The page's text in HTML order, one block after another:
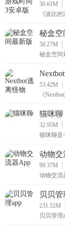
50.61M
《波比
秘盒空
58.27M
秘盒空间
53.42M
《
猫咪聊
32.95M
猫咪聊是
动物交
99.37M
动物交流
贝贝管
231.52M
贝贝管理